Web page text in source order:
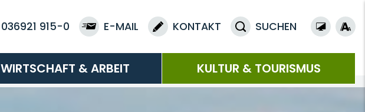
036921 915-0 E-MAIL KONTAKT SUCHEN
WIRTSCHAFT & ARBEIT KULTUR & TOURISMUS